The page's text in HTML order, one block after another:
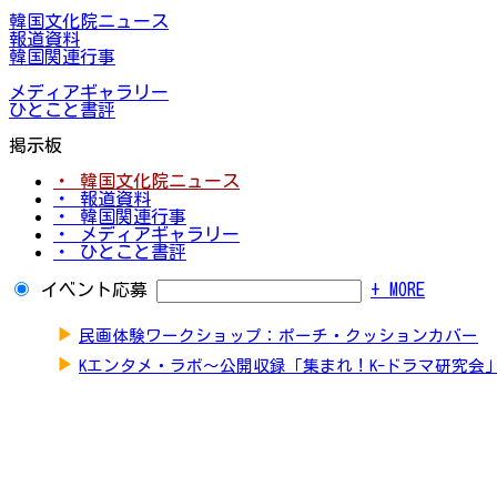
韓国文化院ニュース
報道資料
韓国関連行事
メディアギャラリー
ひとこと書評
掲示板
・ 韓国文化院ニュース
・ 報道資料
・ 韓国関連行事
・ メディアギャラリー
・ ひとこと書評
イベント応募 + MORE
▶ 民画体験ワークショップ：ポーチ・クッションカバー
▶ Kエンタメ・ラボ～公開収録「集まれ！K-ドラマ研究会